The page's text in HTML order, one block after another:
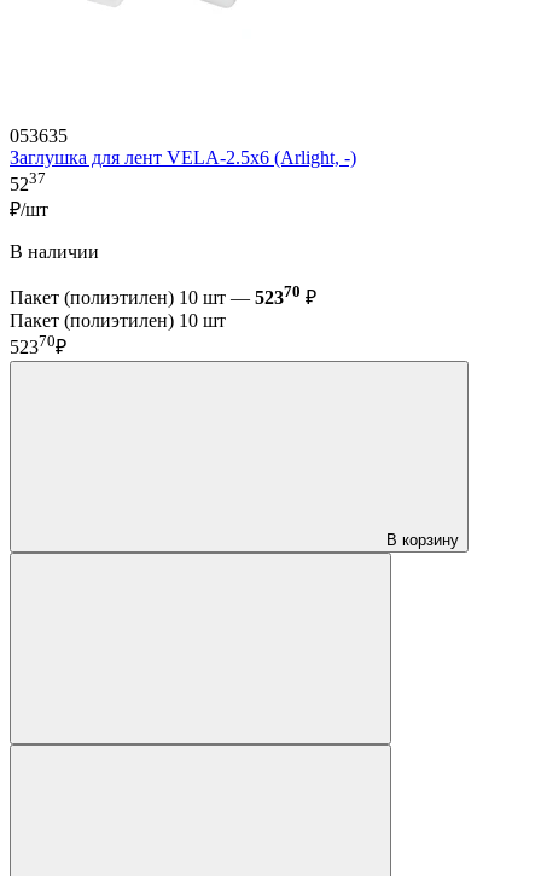
053635
Заглушка для лент VELA-2.5x6 (Arlight, -)
5237
₽/шт
В наличии
Пакет (полиэтилен) 10 шт — 52370 ₽
Пакет (полиэтилен) 10 шт
52370₽
В корзину